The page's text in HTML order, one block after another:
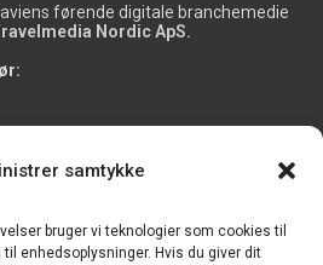
samtykke
bruger vi teknologier som cookies til
enhedsoplysninger. Hvis du giver dit
førende digitale branchemedie
Nordic ApS.